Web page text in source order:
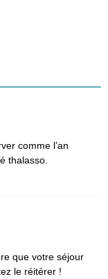
comme l’an
thalasso.
que votre séjour
le réitérer !